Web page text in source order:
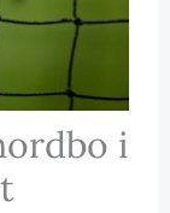
i